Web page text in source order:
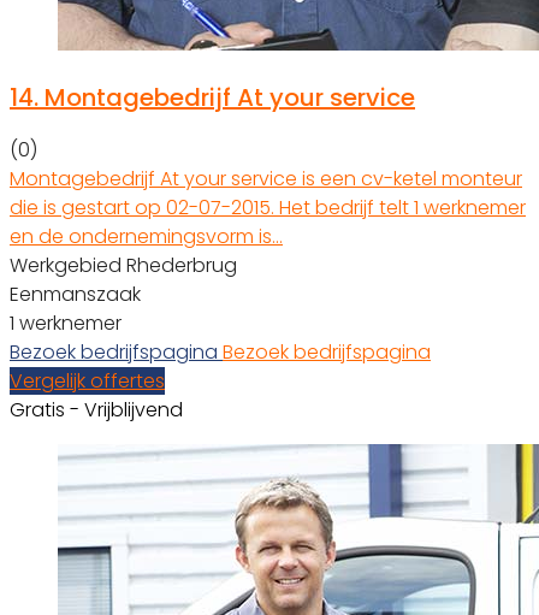
14. Montagebedrijf At your service
(0)
Montagebedrijf At your service is een cv-ketel monteur
die is gestart op 02-07-2015. Het bedrijf telt 1 werknemer
en de ondernemingsvorm is…
Werkgebied Rhederbrug
Eenmanszaak
1 werknemer
Bezoek bedrijfspagina Bezoek bedrijfspagina
Vergelijk offertes
Gratis - Vrijblijvend